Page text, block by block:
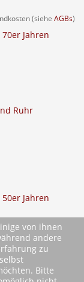
(siehe AGBs)
Jahren
Ruhr
Jahren
von ihnen
andere
zu
Bitte